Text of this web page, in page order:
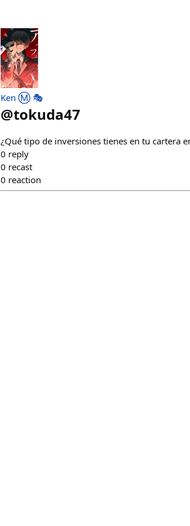
Ken Ⓜ️ 🎭
@tokuda47
¿Qué tipo de inversiones tienes en tu cartera
0 reply
0 recast
0 reaction